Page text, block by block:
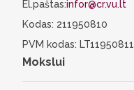
El.paštas:infor@cr.vu.lt
Kodas: 211950810
PVM kodas:
Mokslui